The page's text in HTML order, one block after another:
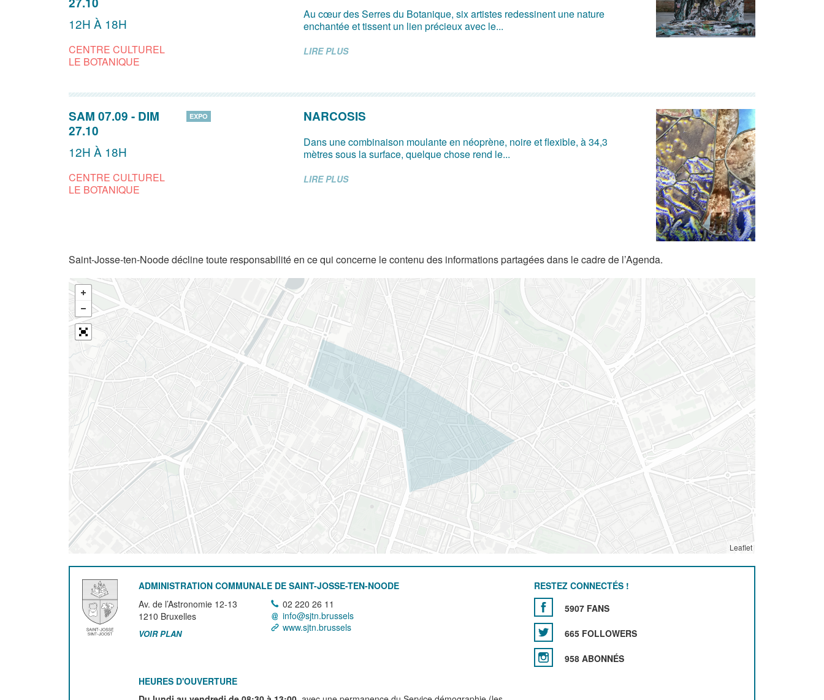
12H À 18H
CENTRE CULTUREL
LE BOTANIQUE
Au cœur des Serres du Botanique, six artistes redessinent une nature
enchantée et tissent un lien précieux avec le...
LIRE PLUS
SAM 07.09 - DIM
27.10
12H À 18H
CENTRE CULTUREL
LE BOTANIQUE
EXPO NARCOSIS
Dans une combinaison moulante en néoprène, noire et flexible, à 34,3
mètres sous la surface, quelque chose rend le...
LIRE PLUS
Saint-Josse-ten-Noode décline toute responsabilité en ce qui concerne le contenu des informations partagées dans le cadre de l’Agenda.
Leaflet
ADMINISTRATION COMMUNALE DE SAINT-JOSSE-TEN-NOODE
Av. de l’Astronomie 12-13
1210 Bruxelles
VOIR PLAN
02 220 26 11
info@sjtn.brussels
www.sjtn.brussels
HEURES D'OUVERTURE
RESTEZ CONNECTÉS !
5907 FANS
665 FOLLOWERS
958 ABONNÉS